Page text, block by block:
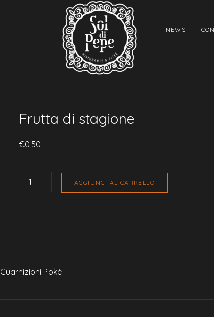
NEWS
Frutta di stagione
€0,50
STAGIONE AGGIUNGI AL CARRELLO
Guarnizioni Pokè